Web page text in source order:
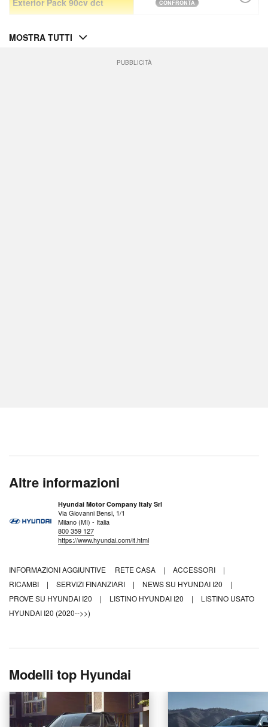
Exterior Pack 90cv dct CONFRONTA
MOSTRA TUTTI
PUBBLICITÀ
Altre informazioni
Hyundai Motor Company Italy Srl
Via Giovanni Bensi, 1/1
Milano (MI) - Italia
800 359 127
https://www.hyundai.com/it.html
INFORMAZIONI AGGIUNTIVE RETE CASA | ACCESSORI
|
RICAMBI
| SERVIZI FINANZIARI | NEWS SU HYUNDAI I20
|
PROVE SU HYUNDAI I20
| LISTINO HYUNDAI I20 |
LISTINO USATO
HYUNDAI I20 (2020-->>)
Modelli top Hyundai